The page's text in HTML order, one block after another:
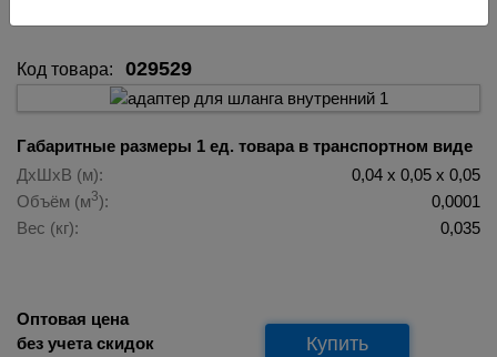
Код товара: 029529
Габаритные размеры 1 ед. товара в транспортном виде
ДхШхВ (м):
0,04 х 0,05 х 0,05
Объём (м3):
0,0001
Вес (кг):
0,035
Оптовая цена
без учета скидок
Купить